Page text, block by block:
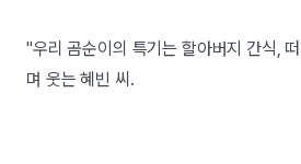
"우리 곰순이의 특기는 할아버지 간식,
며 웃는 혜빈 씨.